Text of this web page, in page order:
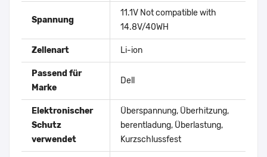
Spannung
11.1V Not compatible with
14.8V/40WH
Zellenart Li-ion
Passend für
Marke
Dell
Elektronischer
Schutz
verwendet
Überspannung, Überhitzung,
berentladung, Überlastung,
Kurzschlussfest